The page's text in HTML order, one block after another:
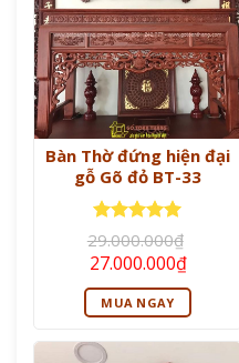
Bàn Thờ đứng hiện đại
gỗ Gõ đỏ BT-33
Được xếp
hạng5 5
sao
29.000.000₫
Giá
gốc
là:
29.000.000₫.
27.000.000₫Giá
hiện
tại
là:
MUA NGAY